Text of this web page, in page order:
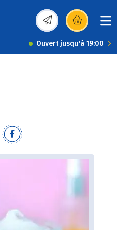
(s’ouvre dans une
Ouvert jusqu'à 19:00